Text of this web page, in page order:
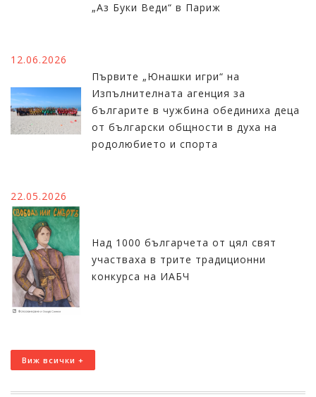
„Аз Буки Веди“ в Париж
12.06.2026
Първите „Юнашки игри“ на
Изпълнителната агенция за
българите в чужбина обединиха деца
от български общности в духа на
родолюбието и спорта
22.05.2026
Над 1000 българчета от цял свят
участваха в трите традиционни
конкурса на ИАБЧ
Виж всички +